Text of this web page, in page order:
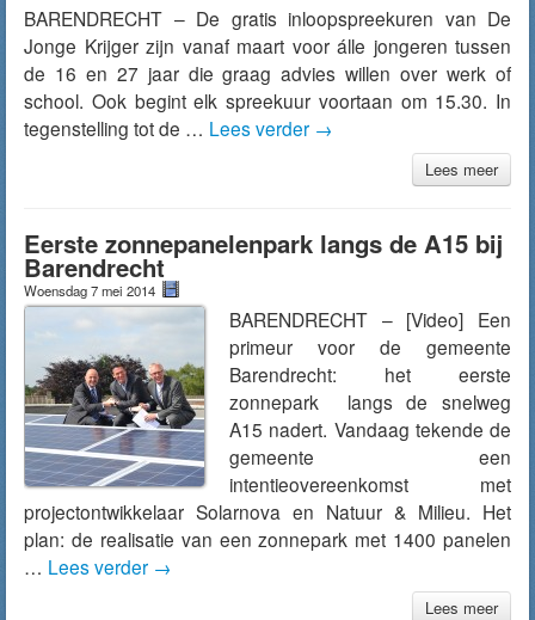
BARENDRECHT – De gratis inloopspreekuren van De
Jonge Krijger zijn vanaf maart voor álle jongeren tussen
de 16 en 27 jaar die graag advies willen over werk of
school. Ook begint elk spreekuur voortaan om 15.30. In
tegenstelling tot de … Lees verder →
Lees meer
Eerste zonnepanelenpark langs de A15 bij
Barendrecht
Woensdag 7 mei 2014
BARENDRECHT – [Video] Een
primeur voor de gemeente
Barendrecht: het eerste
zonnepark langs de snelweg
A15 nadert. Vandaag tekende de
gemeente een
intentieovereenkomst met
projectontwikkelaar Solarnova en Natuur & Milieu. Het
plan: de realisatie van een zonnepark met 1400 panelen
… Lees verder →
Lees meer